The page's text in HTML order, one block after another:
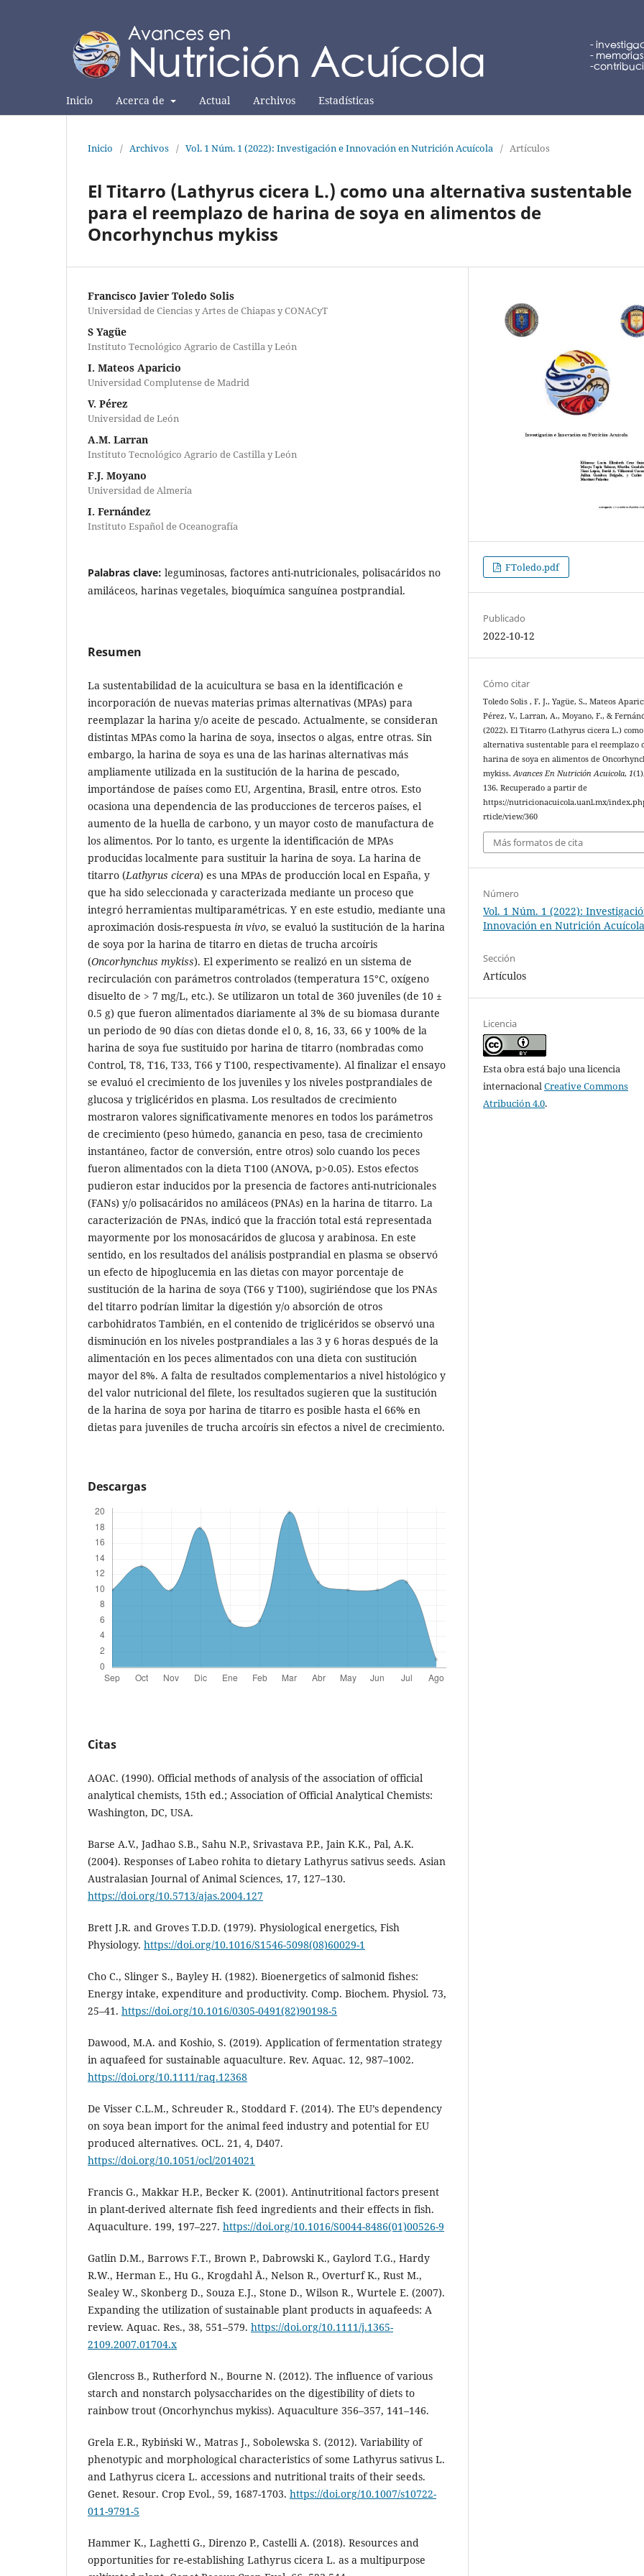
Inicio Acerca de Actual Archivos Estadísticas
Inicio / Archivos / Vol. 1 Núm. 1 (2022): Investigación e Innovación en Nutrición Acuícola / Artículos
El Titarro (Lathyrus cicera L.) como una alternativa sustentable
para el reemplazo de harina de soya en alimentos de
Oncorhynchus mykiss
Francisco Javier Toledo Solis
Universidad de Ciencias y Artes de Chiapas y CONACyT
S Yagüe
Instituto Tecnológico Agrario de Castilla y León
I. Mateos Aparicio
Universidad Complutense de Madrid
V. Pérez
Universidad de León
A.M. Larran
Instituto Tecnológico Agrario de Castilla y León
F.J. Moyano
Universidad de Almería
I. Fernández
Instituto Español de Oceanografía
Palabras clave: leguminosas, factores anti-nutricionales, polisacáridos no
amiláceos, harinas vegetales, bioquímica sanguínea postprandial.
Resumen
La sustentabilidad de la acuicultura se basa en la identificación e
incorporación de nuevas materias primas alternativas (MPAs) para
reemplazar la harina y/o aceite de pescado. Actualmente, se consideran
distintas MPAs como la harina de soya, insectos o algas, entre otras. Sin
embargo, la harina de soya es una de las harinas alternativas más
ampliamente utilizada en la sustitución de la harina de pescado,
importándose de países como EU, Argentina, Brasil, entre otros. Esto
ocasiona una dependencia de las producciones de terceros países, el
aumento de la huella de carbono, y un mayor costo de manufactura de
los alimentos. Por lo tanto, es urgente la identificación de MPAs
producidas localmente para sustituir la harina de soya. La harina de
titarro (Lathyrus cicera) es una MPAs de producción local en España, y
que ha sido seleccionada y caracterizada mediante un proceso que
integró herramientas multiparamétricas. Y en este estudio, mediante una
aproximación dosis-respuesta in vivo, se evaluó la sustitución de la harina
de soya por la harina de titarro en dietas de trucha arcoíris
(Oncorhynchus mykiss). El experimento se realizó en un sistema de
recirculación con parámetros controlados (temperatura 15°C, oxígeno
disuelto de > 7 mg/L, etc.). Se utilizaron un total de 360 juveniles (de 10 ±
0.5 g) que fueron alimentados diariamente al 3% de su biomasa durante
un periodo de 90 días con dietas donde el 0, 8, 16, 33, 66 y 100% de la
harina de soya fue sustituido por harina de titarro (nombradas como
Control, T8, T16, T33, T66 y T100, respectivamente). Al finalizar el ensayo
se evaluó el crecimiento de los juveniles y los niveles postprandiales de
glucosa y triglicéridos en plasma. Los resultados de crecimiento
mostraron valores significativamente menores en todos los parámetros
de crecimiento (peso húmedo, ganancia en peso, tasa de crecimiento
instantáneo, factor de conversión, entre otros) solo cuando los peces
fueron alimentados con la dieta T100 (ANOVA, p>0.05). Estos efectos
pudieron estar inducidos por la presencia de factores anti-nutricionales
(FANs) y/o polisacáridos no amiláceos (PNAs) en la harina de titarro. La
caracterización de PNAs, indicó que la fracción total está representada
mayormente por los monosacáridos de glucosa y arabinosa. En este
sentido, en los resultados del análisis postprandial en plasma se observó
un efecto de hipoglucemia en las dietas con mayor porcentaje de
sustitución de la harina de soya (T66 y T100), sugiriéndose que los PNAs
del titarro podrían limitar la digestión y/o absorción de otros
carbohidratos También, en el contenido de triglicéridos se observó una
disminución en los niveles postprandiales a las 3 y 6 horas después de la
alimentación en los peces alimentados con una dieta con sustitución
mayor del 8%. A falta de resultados complementarios a nivel histológico y
del valor nutricional del filete, los resultados sugieren que la sustitución
de la harina de soya por harina de titarro es posible hasta el 66% en
dietas para juveniles de trucha arcoíris sin efectos a nivel de crecimiento.
Descargas
Citas
AOAC. (1990). Official methods of analysis of the association of official
analytical chemists, 15th ed.; Association of Official Analytical Chemists:
Washington, DC, USA.
Barse A.V., Jadhao S.B., Sahu N.P., Srivastava P.P., Jain K.K., Pal, A.K.
(2004). Responses of Labeo rohita to dietary Lathyrus sativus seeds. Asian
Australasian Journal of Animal Sciences, 17, 127–130.
https://doi.org/10.5713/ajas.2004.127
Brett J.R. and Groves T.D.D. (1979). Physiological energetics, Fish
Physiology. https://doi.org/10.1016/S1546-5098(08)60029-1
Cho C., Slinger S., Bayley H. (1982). Bioenergetics of salmonid fishes:
Energy intake, expenditure and productivity. Comp. Biochem. Physiol. 73,
25–41. https://doi.org/10.1016/0305-0491(82)90198-5
Dawood, M.A. and Koshio, S. (2019). Application of fermentation strategy
in aquafeed for sustainable aquaculture. Rev. Aquac. 12, 987–1002.
https://doi.org/10.1111/raq.12368
De Visser C.L.M., Schreuder R., Stoddard F. (2014). The EU’s dependency
on soya bean import for the animal feed industry and potential for EU
produced alternatives. OCL. 21, 4, D407.
https://doi.org/10.1051/ocl/2014021
Francis G., Makkar H.P., Becker K. (2001). Antinutritional factors present
in plant-derived alternate fish feed ingredients and their effects in fish.
Aquaculture. 199, 197–227. https://doi.org/10.1016/S0044-8486(01)00526-9
Gatlin D.M., Barrows F.T., Brown P., Dabrowski K., Gaylord T.G., Hardy
R.W., Herman E., Hu G., Krogdahl Å., Nelson R., Overturf K., Rust M.,
Sealey W., Skonberg D., Souza E.J., Stone D., Wilson R., Wurtele E. (2007).
Expanding the utilization of sustainable plant products in aquafeeds: A
review. Aquac. Res., 38, 551–579. https://doi.org/10.1111/j.1365-
2109.2007.01704.x
Glencross B., Rutherford N., Bourne N. (2012). The influence of various
starch and nonstarch polysaccharides on the digestibility of diets to
rainbow trout (Oncorhynchus mykiss). Aquaculture 356–357, 141–146.
Grela E.R., Rybiński W., Matras J., Sobolewska S. (2012). Variability of
phenotypic and morphological characteristics of some Lathyrus sativus L.
and Lathyrus cicera L. accessions and nutritional traits of their seeds.
Genet. Resour. Crop Evol., 59, 1687-1703. https://doi.org/10.1007/s10722-
011-9791-5
Hammer K., Laghetti G., Direnzo P., Castelli A. (2018). Resources and
opportunities for re-establishing Lathyrus cicera L. as a multipurpose
FToledo.pdf
Publicado
2022-10-12
Cómo citar
Toledo Solis , F. J., Yagüe, S., Mateos
Pérez, V., Larran, A., Moyano, F., &
(2022). El Titarro (Lathyrus cicera L.)
alternativa sustentable para el reemplazo
harina de soya en alimentos de
mykiss.Avances En Nutrición Acuicola,1
136. Recuperado a partir de
https://nutricionacuicola.uanl.mx/
rticle/view/360
Más formatos de cita
Número
Vol. 1 Núm. 1 (2022):
Innovación en Nutrición Acuícola
Sección
Artículos
Licencia
Esta obra está bajo una licencia
internacionalCreative Commons
Atribución 4.0.